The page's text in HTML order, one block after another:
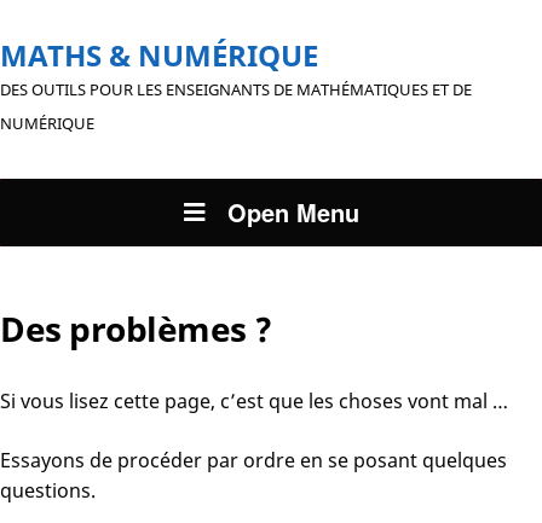
MATHS & NUMÉRIQUE
DES OUTILS POUR LES ENSEIGNANTS DE MATHÉMATIQUES ET DE
NUMÉRIQUE
Open Menu
Des problèmes ?
Si vous lisez cette page, c’est que les choses vont mal …
Essayons de procéder par ordre en se posant quelques
questions.